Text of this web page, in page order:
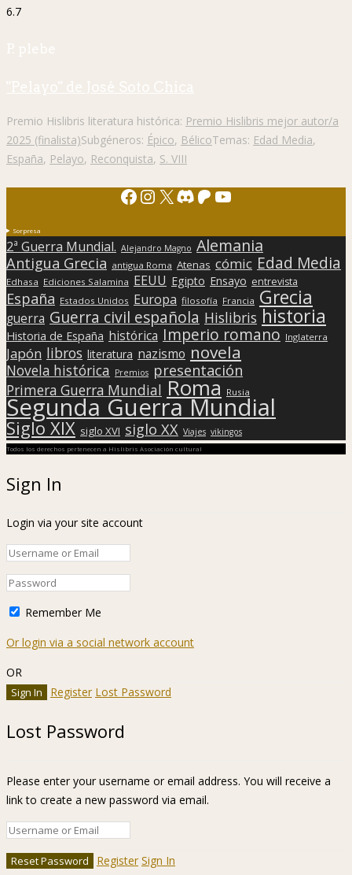
6.7
P. plebe
"Pelayo" de José Soto Chica
Premio Hislibris literatura histórica: Premio Hislibris mejor autor/a
2025 (finalista)Subgéneros: Épico, BélicoTemas: Edad Media,
España, Pelayo, Reconquista, S. VIII
Facebook
Instagram
X Discord
Patreon
YouTube
Sorpresa
2ª Guerra Mundial. Alejandro Magno Alemania
Antigua Grecia antigua Roma Atenas cómic Edad Media
Edhasa Ediciones Salamina EEUU Egipto Ensayo entrevista
España Estados Unidos Europa filosofía Francia Grecia
guerra Guerra civil española Hislibris historia
Historia de España histórica Imperio romano Inglaterra
Japón libros literatura nazismo novela
Novela histórica Premios presentación
Primera Guerra Mundial Roma Rusia
Segunda Guerra Mundial
Siglo XIX siglo XVI siglo XX Viajes vikingos
Todos los derechos pertenecen a Hislibris Asociación cultural
Sign In
Login via your site account
Remember Me
Or login via a social network account
OR
Register Lost Password
Lost Password
Please enter your username or email address. You will receive a
link to create a new password via email.
Register Sign In